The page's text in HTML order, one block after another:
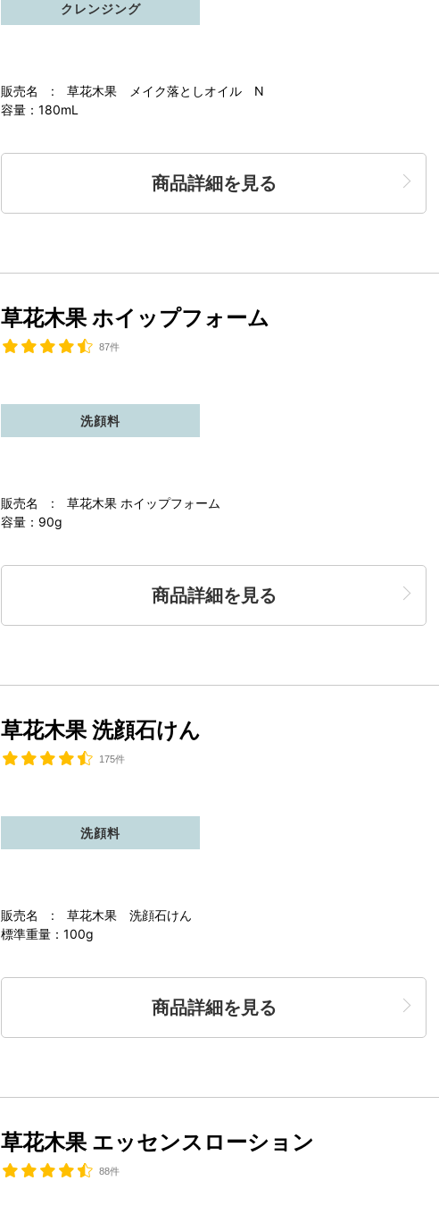
販売名 : 草花木果 メイク落としオイル N
容量：180mL
クレンジング
商品詳細を見る
草花木果 ホイップフォーム
87件
販売名 : 草花木果 ホイップフォーム
容量：90g
洗顔料
商品詳細を見る
草花木果 洗顔石けん
175件
販売名 : 草花木果 洗顔石けん
標準重量：100g
洗顔料
商品詳細を見る
草花木果 エッセンスローション
88件